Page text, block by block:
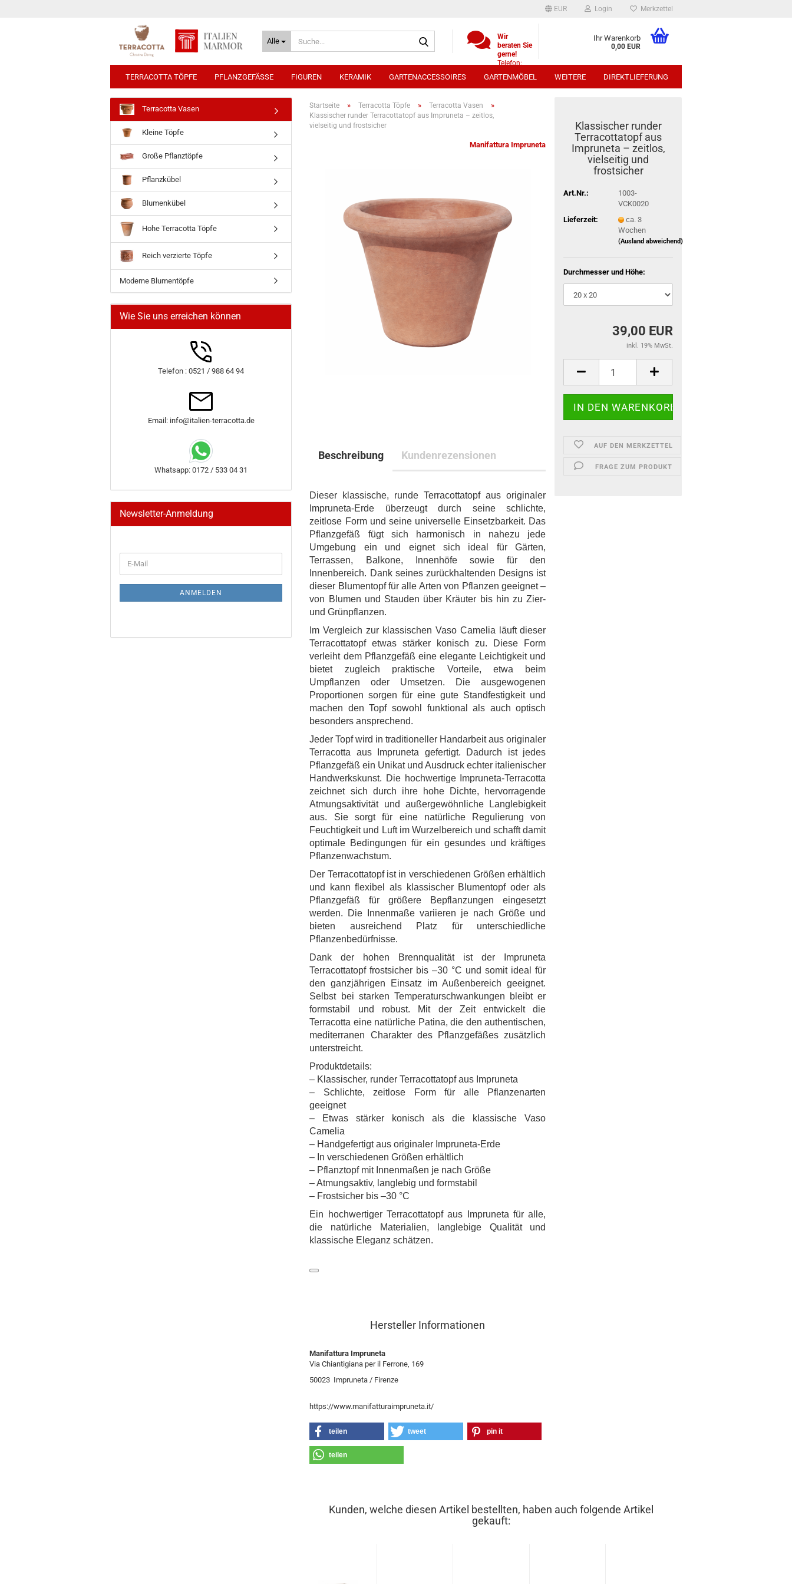
EUR Login Merkzettel
Alle
Wir
beraten Sie
gerne!
Telefon:
(0)521
9886494
Ihr Warenkorb
0,00 EUR
TERRACOTTA TÖPFE PFLANZGEFÄSSE FIGUREN KERAMIK GARTENACCESSOIRES GARTENMÖBEL DIREKTLIEFERUNG
WEITERE
Startseite » Terracotta Töpfe » Terracotta Vasen »
Klassischer runder Terracottatopf aus Impruneta – zeitlos,
vielseitig und frostsicher
Manifattura Impruneta
Klassischer runder
Terracottatopf aus
Impruneta – zeitlos,
vielseitig und
frostsicher
Art.Nr.:
1003-
VCK0020
Lieferzeit:
ca. 3
Wochen
(Ausland abweichend)
Durchmesser und Höhe:
39,00 EUR
inkl. 19% MwSt.
AUF DEN MERKZETTEL
FRAGE ZUM PRODUKT
Beschreibung Kundenrezensionen
Dieser klassische, runde Terracottatopf aus originaler
Impruneta-Erde überzeugt durch seine schlichte,
zeitlose Form und seine universelle Einsetzbarkeit. Das
Pflanzgefäß fügt sich harmonisch in nahezu jede
Umgebung ein und eignet sich ideal für Gärten,
Terrassen, Balkone, Innenhöfe sowie für den
Innenbereich. Dank seines zurückhaltenden Designs ist
dieser Blumentopf für alle Arten von Pflanzen geeignet –
von Blumen und Stauden über Kräuter bis hin zu Zier-
und Grünpflanzen.
Im Vergleich zur klassischen Vaso Camelia läuft dieser
Terracottatopf etwas stärker konisch zu. Diese Form
verleiht dem Pflanzgefäß eine elegante Leichtigkeit und
bietet zugleich praktische Vorteile, etwa beim
Umpflanzen oder Umsetzen. Die ausgewogenen
Proportionen sorgen für eine gute Standfestigkeit und
machen den Topf sowohl funktional als auch optisch
besonders ansprechend.
Jeder Topf wird in traditioneller Handarbeit aus originaler
Terracotta aus Impruneta gefertigt. Dadurch ist jedes
Pflanzgefäß ein Unikat und Ausdruck echter italienischer
Handwerkskunst. Die hochwertige Impruneta-Terracotta
zeichnet sich durch ihre hohe Dichte, hervorragende
Atmungsaktivität und außergewöhnliche Langlebigkeit
aus. Sie sorgt für eine natürliche Regulierung von
Feuchtigkeit und Luft im Wurzelbereich und schafft damit
optimale Bedingungen für ein gesundes und kräftiges
Pflanzenwachstum.
Der Terracottatopf ist in verschiedenen Größen erhältlich
und kann flexibel als klassischer Blumentopf oder als
Pflanzgefäß für größere Bepflanzungen eingesetzt
werden. Die Innenmaße variieren je nach Größe und
bieten ausreichend Platz für unterschiedliche
Pflanzenbedürfnisse.
Dank der hohen Brennqualität ist der Impruneta
Terracottatopf frostsicher bis –30 °C und somit ideal für
den ganzjährigen Einsatz im Außenbereich geeignet.
Selbst bei starken Temperaturschwankungen bleibt er
formstabil und robust. Mit der Zeit entwickelt die
Terracotta eine natürliche Patina, die den authentischen,
mediterranen Charakter des Pflanzgefäßes zusätzlich
unterstreicht.
Produktdetails:
– Klassischer, runder Terracottatopf aus Impruneta
– Schlichte, zeitlose Form für alle Pflanzenarten
geeignet
– Etwas stärker konisch als die klassische Vaso
Camelia
– Handgefertigt aus originaler Impruneta-Erde
– In verschiedenen Größen erhältlich
– Pflanztopf mit Innenmaßen je nach Größe
– Atmungsaktiv, langlebig und formstabil
– Frostsicher bis –30 °C
Ein hochwertiger Terracottatopf aus Impruneta für alle,
die natürliche Materialien, langlebige Qualität und
klassische Eleganz schätzen.
Hersteller Informationen
Manifattura Impruneta
Via Chiantigiana per il Ferrone, 169
50023 Impruneta / Firenze
https://www.manifatturaimpruneta.it/
teilen tweet pin it
teilen
Kunden, welche diesen Artikel bestellten, haben auch folgende Artikel
gekauft:
Terracotta Vasen
Kleine Töpfe
Große Pflanztöpfe
Pflanzkübel
Blumenkübel
Hohe Terracotta Töpfe
Reich verzierte Töpfe
Moderne Blumentöpfe
Wie Sie uns erreichen können
Telefon : 0521 / 988 64 94
Email: info@italien-terracotta.de
Whatsapp: 0172 / 533 04 31
Newsletter-Anmeldung
ZUR
NEWSLETTER-
E-
Mail
ANMELDEN